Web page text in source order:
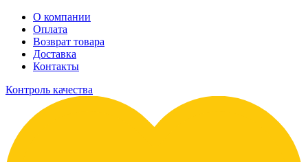
О компании
Оплата
Возврат товара
Доставка
Контакты
Контроль качества